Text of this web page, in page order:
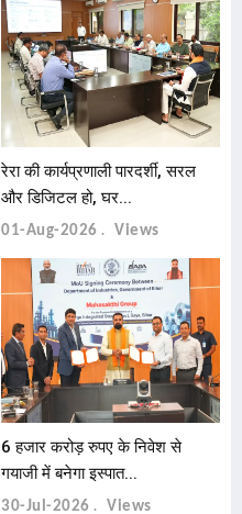
रेरा की कार्यप्रणाली पारदर्शी, सरल
और डिजिटल हो, घर...
01-Aug-2026 Views
6 हजार करोड़ रुपए के निवेश से
गयाजी में बनेगा इस्पात...
30-Jul-2026 Views